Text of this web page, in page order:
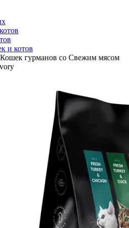
и котов
гурманов со Свежим мясом